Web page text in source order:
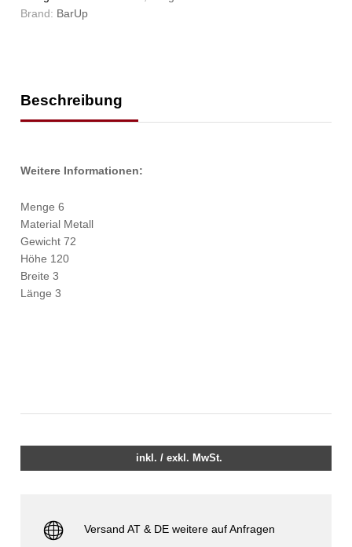
Brand: BarUp
Beschreibung
Weitere Informationen:
Menge 6
Material Metall
Gewicht 72
Höhe 120
Breite 3
Länge 3
inkl. / exkl. MwSt.
Versand AT & DE weitere auf Anfragen